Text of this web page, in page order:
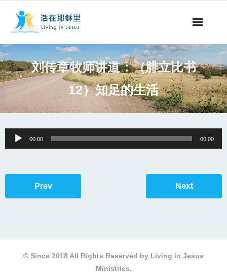
视听节目
阅读文章
永生之道
其他语言
刘传章牧师讲道：（腓立比书
12）知足的生活
Audio
Player
00:00 00:00
Prev Next
© Since 2018 All Rights Reserved by Living in Jesus
Ministries.